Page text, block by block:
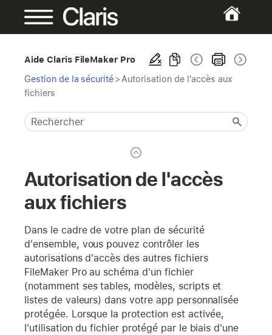
Aide Claris FileMaker Pro
Gestion de la sécurité> Autorisation de l'accès aux
fichiers
Autorisation de l'accès
aux fichiers
Dans le cadre de votre plan de sécurité
d'ensemble, vous pouvez contrôler les
autorisations d'accès des autres fichiers
FileMaker Pro au schéma d'un fichier
(notamment ses tables, modèles, scripts et
listes de valeurs) dans votre app personnalisée
protégée. Lorsque la protection est activée,
l'utilisation du fichier protégé par le biais d'une